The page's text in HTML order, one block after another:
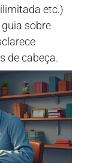
etc.)
sobre
de cabeça.